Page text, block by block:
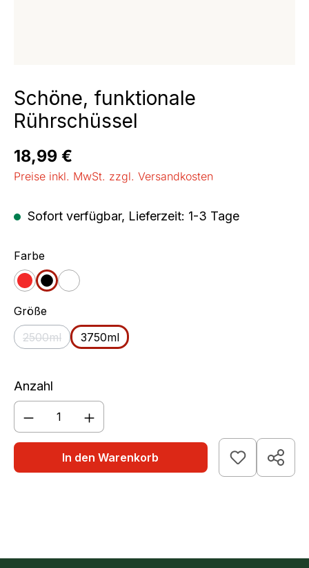
Schöne, funktionale
Rührschüssel
Regulärer Preis:
18,99 €
Preise inkl. MwSt. zzgl. Versandkosten
Sofort verfügbar, Lieferzeit: 1-3 Tage
Farbeauswählen
rot schwarz
weiß
Größeauswählen
2500ml
(Diese Option ist zurzeit nicht verfügbar.)
3750ml
Anzahl
Produkt Anzahl: Gib den gewünschten
In den Warenkorb